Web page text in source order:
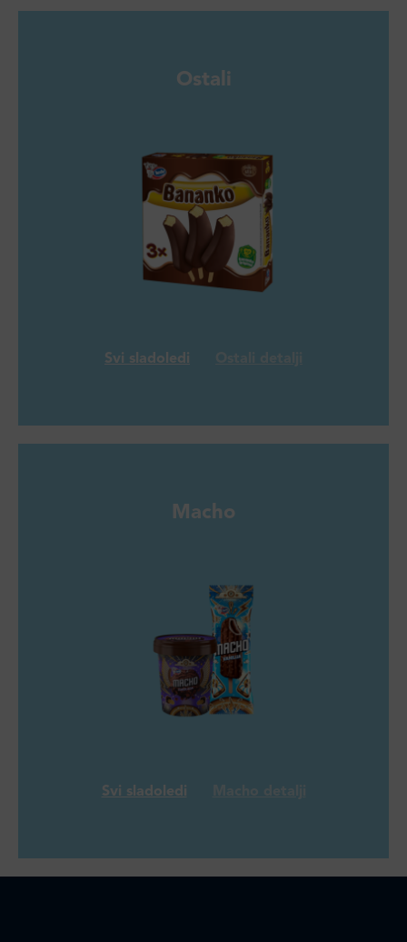
Ostali
Svi sladoledi
Macho
Svi sladoledi